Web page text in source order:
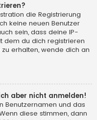
die Registrierung
keine neuen Benutzer
sein, dass deine IP-
dem du dich registrieren
erhalten, wende dich an
aber nicht anmelden!
Benutzernamen und das
diese stimmen, dann